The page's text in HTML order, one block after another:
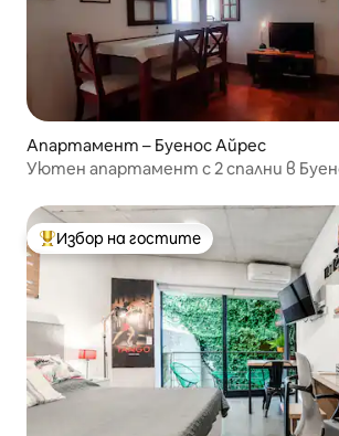
Апартамент – Буенос Айрес
Уютен апартамент с 2 спални в
Най-популярен избор на гостите
Избор на гостите